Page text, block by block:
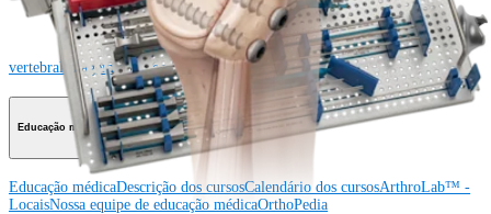
JoelhoCotoveloMão e punhoPé e
tornozelo QuadrilOrtobiológicosCirurgia cardiotorácicaColuna
vertebral Imagem e ressecção
Educação médica
Educação médicaDescrição dos cursosCalendário dos cursosArthroLab™ -
LocaisNossa equipe de educação médicaOrthoPedia